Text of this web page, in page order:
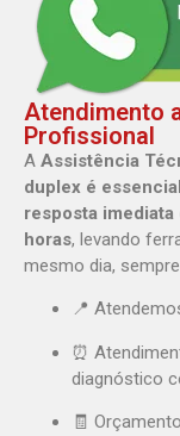
Atendimento
Profissional
A Assistência
duplex é
resposta
horas, levando
mesmo dia,
📍
⏰
diagnóstico
🧾